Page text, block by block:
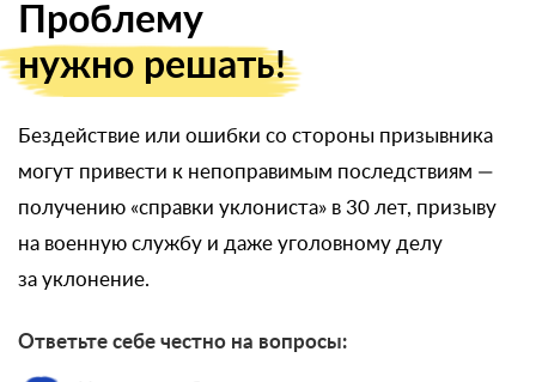
Проблему
нужно решать!
Бездействие или ошибки со стороны призывника
могут привести к непоправимым последствиям —
получению «справки уклониста» в 30 лет, призыву
на военную службу и даже уголовному делу
за уклонение.
Ответьте себе честно на вопросы: